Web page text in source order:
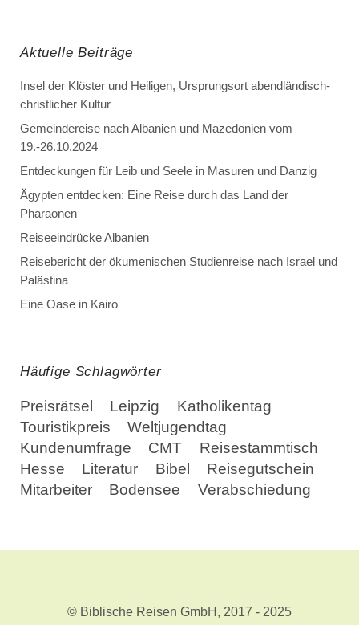
Aktuelle Beiträge
Insel der Klöster und Heiligen, Ursprungsort abendländisch-
christlicher Kultur
Gemeindereise nach Albanien und Mazedonien vom
19.-26.10.2024
Entdeckungen für Leib und Seele in Masuren und Danzig
Ägypten entdecken: Eine Reise durch das Land der
Pharaonen
Reiseeindrücke Albanien
Reisebericht der ökumenischen Studienreise nach Israel und
Palästina
Eine Oase in Kairo
Häufige Schlagwörter
Preisrätsel Leipzig
Katholikentag
Touristikpreis
Weltjugendtag
Kundenumfrage
CMT
Reisestammtisch
Hesse
Literatur Bibel
Reisegutschein
Mitarbeiter
Bodensee Verabschiedung
© Biblische Reisen GmbH, 2017 - 2025